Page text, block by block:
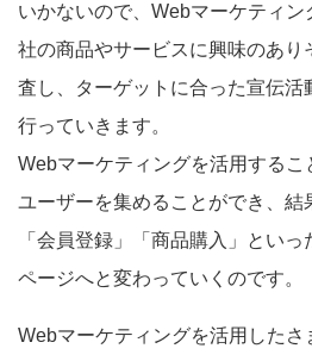
いかないので、Webマーケティン
社の商品やサービスに興味のあり
査し、ターゲットに合った宣伝活
行っていきます。
Webマーケティングを活用する
ユーザーを集めることができ、結
「会員登録」「商品購入」とい
ページへと変わっていくのです。
Webマーケティングを活用したさ